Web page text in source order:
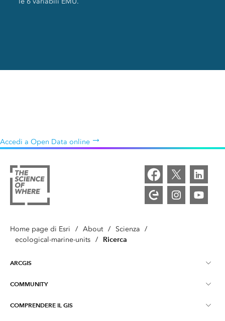
Accedi a Open Data online
Home page di Esri / About / Scienza /
ecological-marine-units / Ricerca
ARCGIS
Panoramica ArcGIS
COMMUNITY
Community Esri
COMPRENDERE IL GIS